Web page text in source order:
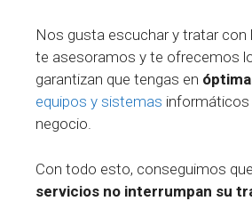
Nos gusta escuchar y tratar con
te asesoramos y te ofrecemos
garantizan que tengas en
equipos y sistemas informáticos
negocio.
Con todo esto, conseguimos
servicios no interrumpan su